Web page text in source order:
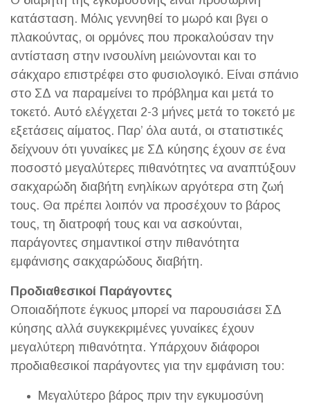
κατάσταση. Μόλις γεννηθεί το μωρό και βγει ο
πλακούντας, οι ορμόνες που προκαλούσαν την
αντίσταση στην ινσουλίνη μειώνονται και το
σάκχαρο επιστρέφει στο φυσιολογικό. Είναι σπάνιο
στο ΣΔ να παραμείνει το πρόβλημα και μετά το
τοκετό. Αυτό ελέγχεται 2-3 μήνες μετά το τοκετό με
εξετάσεις αίματος. Παρ’ όλα αυτά, οι στατιστικές
δείχνουν ότι γυναίκες με ΣΔ κύησης έχουν σε ένα
ποσοστό μεγαλύτερες πιθανότητες να αναπτύξουν
σακχαρώδη διαβήτη ενηλίκων αργότερα στη ζωή
τους. Θα πρέπει λοιπόν να προσέχουν το βάρος
τους, τη διατροφή τους και να ασκούνται,
παράγοντες σημαντικοί στην πιθανότητα
εμφάνισης σακχαρώδους διαβήτη.
Προδιαθεσικοί Παράγοντες
Οποιαδήποτε έγκυος μπορεί να παρουσιάσει ΣΔ
κύησης αλλά συγκεκριμένες γυναίκες έχουν
μεγαλύτερη πιθανότητα. Υπάρχουν διάφοροι
προδιαθεσικοί παράγοντες για την εμφάνιση του:
Μεγαλύτερο βάρος πριν την εγκυμοσύνη